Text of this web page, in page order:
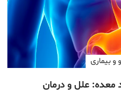
و بیماری
معده: علل و درمان